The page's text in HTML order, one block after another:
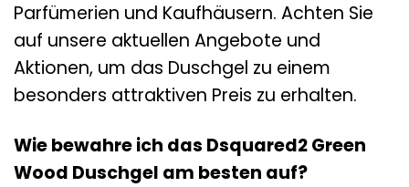
Parfümerien und Kaufhäusern. Achten Sie
auf unsere aktuellen Angebote und
Aktionen, um das Duschgel zu einem
besonders attraktiven Preis zu erhalten.
Wie bewahre ich das Dsquared2 Green
Wood Duschgel am besten auf?